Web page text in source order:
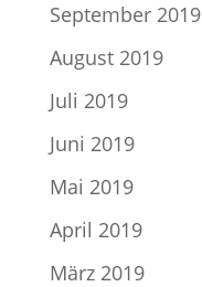
September 2019
August 2019
Juli 2019
Juni 2019
Mai 2019
April 2019
März 2019